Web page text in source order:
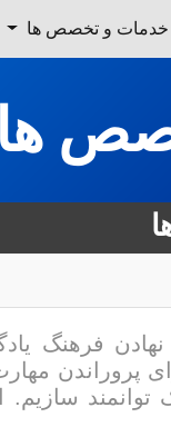
خدمات و تخصص ها
ها
فرهنگ
پروراندن
توانمند